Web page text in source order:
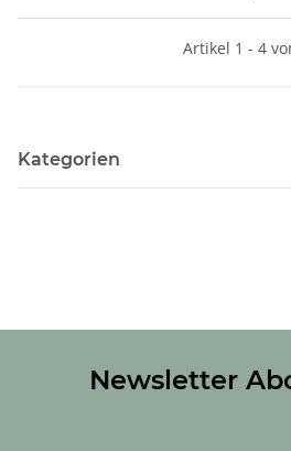
Artikel 1 - 4
Kategorien
Newsletter